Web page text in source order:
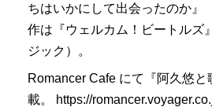
ちはいかにして出会ったのか』
作は『ウェルカム！ビートルズ
ジック）。
Romancer Cafe にて『阿久悠
載。 https://